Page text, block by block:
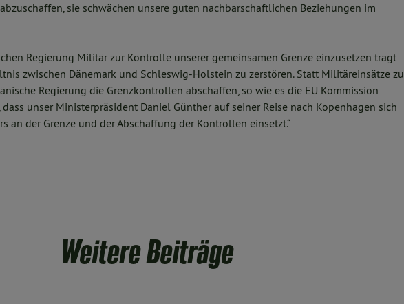
sie schwächen unsere guten nachbarschaftlichen Beziehungen im
Regierung Militär zur Kontrolle unserer gemeinsamen Grenze einzusetzen trägt
zwischen Dänemark und Schleswig-Holstein zu zerstören. Statt Militäreinsätze zu
Regierung die Grenzkontrollen abschaffen, so wie es die EU Kommission
unser Ministerpräsident Daniel Günther auf seiner Reise nach Kopenhagen sich
an der Grenze und der Abschaffung der Kontrollen einsetzt.“
Weitere Beiträge